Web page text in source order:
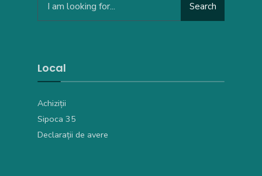
Search
Local
Achiziții
Sipoca 35
Declarații de avere